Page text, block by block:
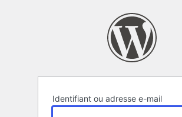
Identifiant ou adresse e-mail